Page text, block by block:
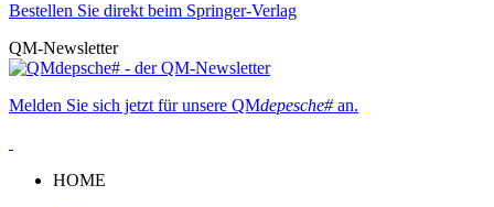
Bestellen Sie direkt beim Springer-Verlag
QM-Newsletter
Melden Sie sich jetzt für unsere QMdepesche#an.
HOME